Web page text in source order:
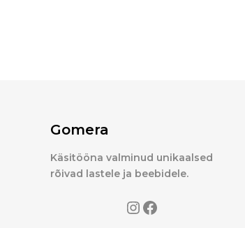
Gomera
Käsitööna valminud unikaalsed
rõivad lastele ja beebidele.